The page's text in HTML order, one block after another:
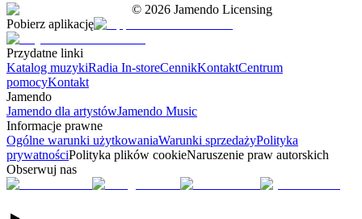
© 2026 Jamendo Licensing
Pobierz aplikację
Przydatne linki
Katalog muzykiRadia In-storeCennikKontaktCentrum
pomocyKontakt
Jamendo
Jamendo dla artystówJamendo Music
Informacje prawne
Ogólne warunki użytkowaniaWarunki sprzedażyPolityka
prywatnościPolityka plików cookieNaruszenie praw autorskich
Obserwuj nas